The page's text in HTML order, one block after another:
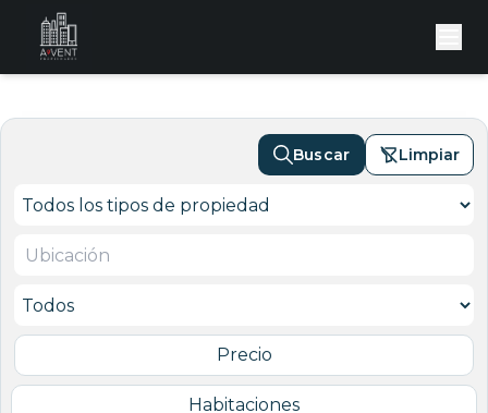
Precio
Habitaciones
Buscar Limpiar